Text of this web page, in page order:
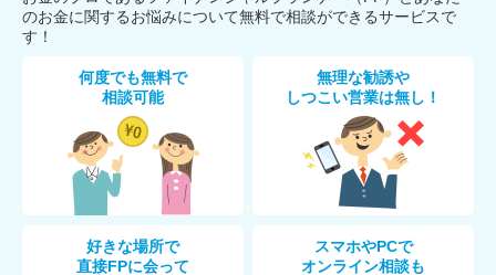
のお金に関するお悩みについて無料で相談ができるサービスで
す！
何度でも無料で
相談可能
無理な勧誘や
しつこい営業は無し！
好きな場所で
直接FPに会って
スマホやPCで
オンライン相談も